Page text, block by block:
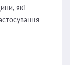
які